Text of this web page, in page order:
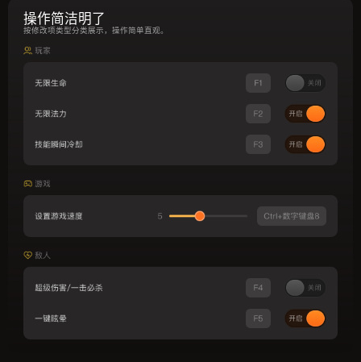
操作简洁明了
按修改项类型分类展示，操作简单直观。